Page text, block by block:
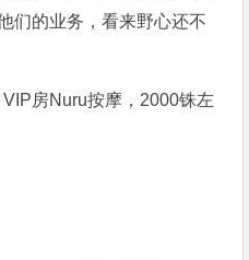
们的业务，看来野心还不
房Nuru按摩，2000铢左